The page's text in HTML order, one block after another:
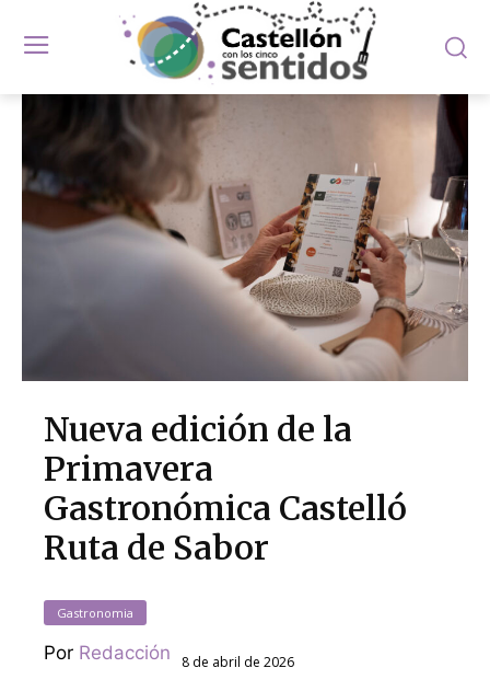
Nueva edición de la
Primavera
Gastronómica Castelló
Ruta de Sabor
Gastronomia
Por Redacción 8 de abril de 2026